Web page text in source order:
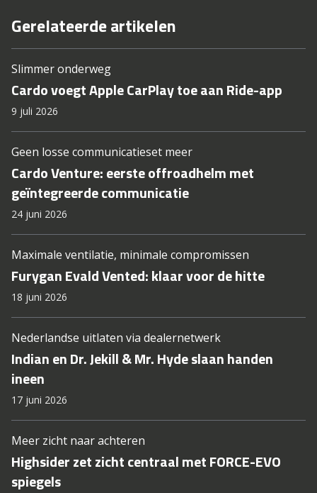
Gerelateerde artikelen
Slimmer onderweg
Cardo voegt Apple CarPlay toe aan Ride-app
9 juli 2026
Geen losse communicatieset meer
Cardo Venture: eerste offroadhelm met
geïntegreerde communicatie
24 juni 2026
Maximale ventilatie, minimale compromissen
Furygan Evald Vented: klaar voor de hitte
18 juni 2026
Nederlandse uitlaten via dealernetwerk
Indian en Dr. Jekill & Mr. Hyde slaan handen
ineen
17 juni 2026
Meer zicht naar achteren
Highsider zet zicht centraal met FORCE-EVO
spiegels